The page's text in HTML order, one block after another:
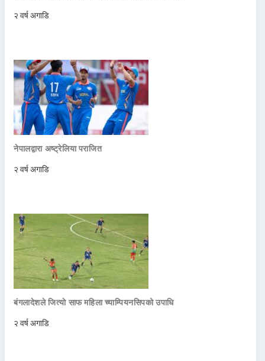
२ वर्ष अगाडि
नेपालद्वारा अष्ट्रेलिया पराजित
२ वर्ष अगाडि
बंगलादेशले जित्याे साफ महिला च्याम्पियनसिपको उपाधि
२ वर्ष अगाडि